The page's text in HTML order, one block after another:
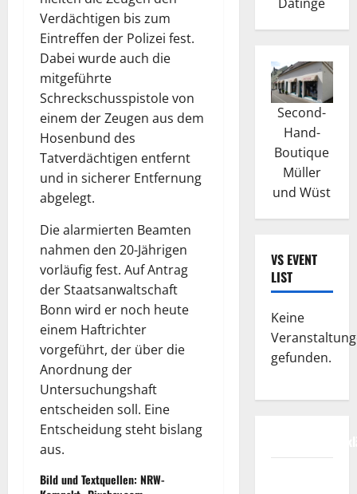
Verdächtigen bis zum
Eintreffen der Polizei fest.
Dabei wurde auch die
mitgeführte
Schreckschusspistole von
einem der Zeugen aus dem
Hosenbund des
Tatverdächtigen entfernt
und in sicherer Entfernung
abgelegt.
Die alarmierten Beamten
nahmen den 20-Jährigen
vorläufig fest. Auf Antrag
der Staatsanwaltschaft
Bonn wird er noch heute
einem Haftrichter
vorgeführt, der über die
Anordnung der
Untersuchungshaft
entscheiden soll. Eine
Entscheidung steht bislang
aus.
Bild und Textquellen: NRW-
Second-
Hand-
Boutique
Müller
und Wüst
VS EVENT
LIST
Keine
gefunden.